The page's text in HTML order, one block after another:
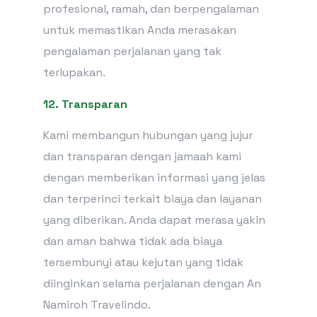
profesional, ramah, dan berpengalaman
untuk memastikan Anda merasakan
pengalaman perjalanan yang tak
terlupakan.
12. Transparan
Kami membangun hubungan yang jujur
dan transparan dengan jamaah kami
dengan memberikan informasi yang jelas
dan terperinci terkait biaya dan layanan
yang diberikan. Anda dapat merasa yakin
dan aman bahwa tidak ada biaya
tersembunyi atau kejutan yang tidak
diinginkan selama perjalanan dengan An
Namiroh Travelindo.